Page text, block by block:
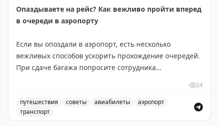
Опаздываете на рейс? Как вежливо пройти вперед
в очереди в аэропорту
Если вы опоздали в аэропорт, есть несколько
вежливых способов ускорить прохождение очередей.
При сдаче багажа попросите сотрудника
посадочный талон — обычно они идут навстречу. На
контроле TSA обратитесь к офицеру, который
управляет очередями, с просьбой помочь вам. Если
24
путешествия советы авиабилеты
аэропорт
транспорт